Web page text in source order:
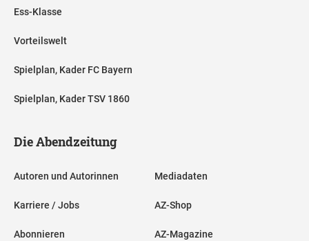
Ess-Klasse
Vorteilswelt
Spielplan, Kader FC Bayern
Spielplan, Kader TSV 1860
Die Abendzeitung
Autoren und Autorinnen
Karriere / Jobs
Abonnieren
Mediadaten
AZ-Shop
AZ-Magazine